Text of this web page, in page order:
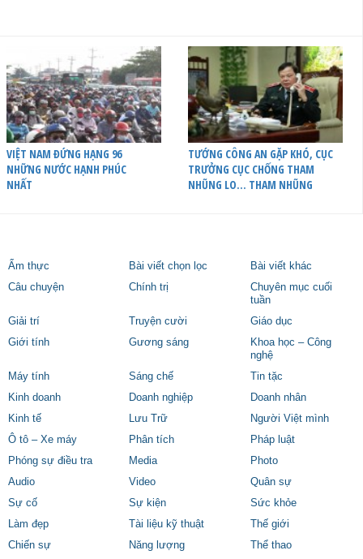
VIỆT NAM ĐỨNG HẠNG 96
NHỮNG NƯỚC HẠNH PHÚC
NHẤT
TƯỚNG CÔNG AN GẶP KHÓ, CỤC
TRƯỞNG CỤC CHỐNG THAM
NHŨNG LO… THAM NHŨNG
Ẩm thực Bài viết chọn lọc
Bài viết khác
Câu chuyện
Chính trị
Chuyên mục cuối
tuần
Giải trí
Truyện cười
Giáo dục
Giới tính
Gương sáng
Khoa học – Công
nghệ
Máy tính
Sáng chế
Tin tặc
Kinh doanh
Doanh nghiệp
Doanh nhân
Kinh tế
Lưu Trữ
Người Việt mình
Ô tô – Xe máy
Phân tích
Pháp luật
Phóng sự điều tra
Media
Photo
Audio
Video
Quân sự
Sự cố
Sự kiện
Sức khỏe
Làm đẹp
Tài liệu kỹ thuật
Thế giới
Chiến sự
Năng lượng Thể thao